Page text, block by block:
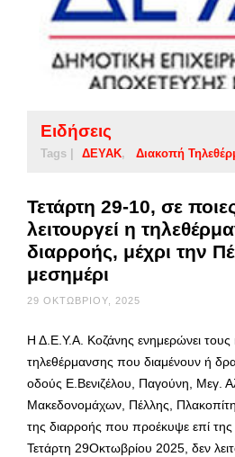
Ειδήσεις
Tags | ΔΕΥΑΚ Διακοπή
Τετάρτη 29-10, σε
λειτουργεί η
διαρροής, μέχρι την
μεσημέρι
29 ΟΚΤΩΒΡΊΟΥ, 2025
Η Δ.Ε.Υ.Α. Κοζάνης ενημερώνει τους
τηλεθέρμανσης που διαμένουν ή
οδούς Ε.Βενιζέλου, Παγούνη, Μεγ.
Μακεδονομάχων, Πέλλης,
της διαρροής που προέκυψε επί
Τετάρτη 29Οκτωβρίου 2025, δεν